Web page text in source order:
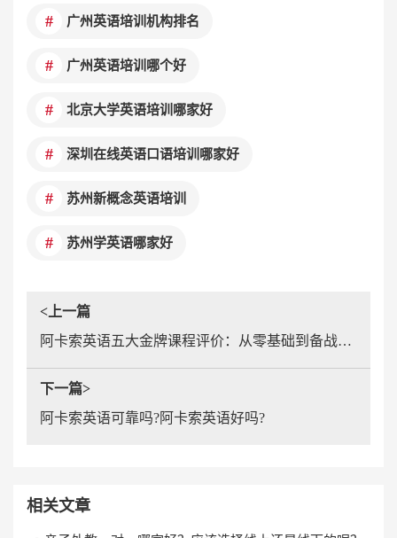
广州英语培训机构排名
广州英语培训哪个好
北京大学英语培训哪家好
深圳在线英语口语培训哪家好
苏州新概念英语培训
苏州学英语哪家好
<上一篇
阿卡索英语五大金牌课程评价：从零基础到备战，哪一款最受欢迎?
下一篇>
阿卡索英语可靠吗?阿卡索英语好吗?
相关文章